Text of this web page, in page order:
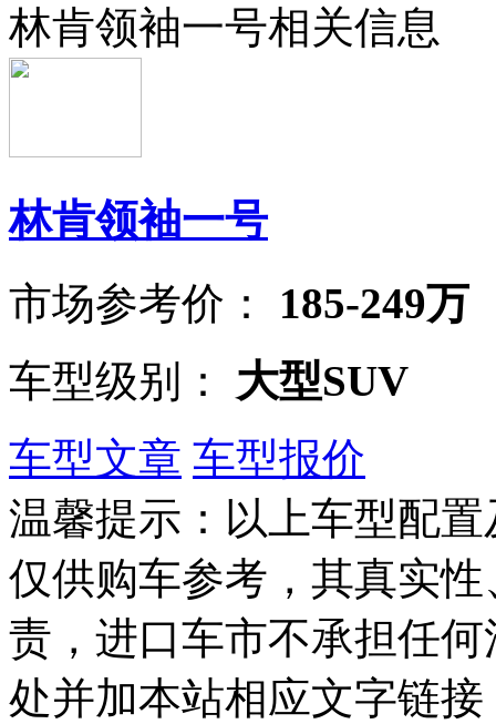
林肯领袖一号相关信息
林肯领袖一号
市场参考价：
185-249万
车型级别：
大型SUV
车型文章 车型报价
温馨提示：以上车型配
仅供购车参考，其真实
责，进口车市不承担任
处并加本站相应文字链